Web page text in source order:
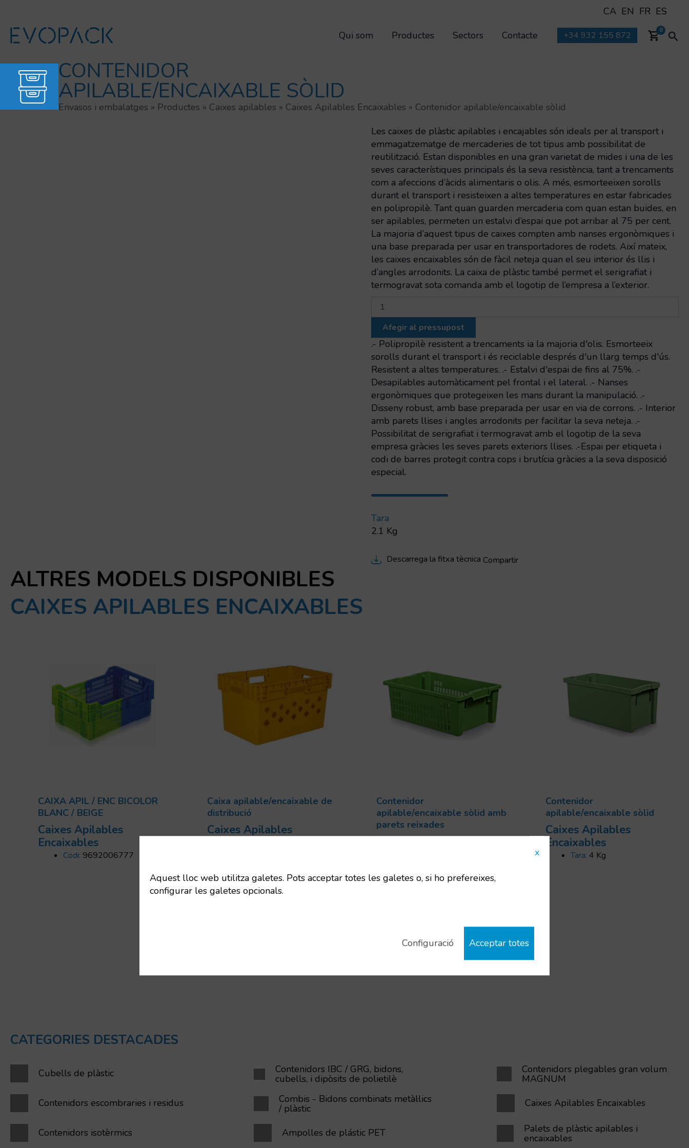
contingut
CA EN FR ES
Qui som
Productes Sectors Contacte +34 932 155 872 0
CONTENIDOR
APILABLE/ENCAIXABLE SÒLID
Envasos i embalatges » Productes » Caixes apilables » Caixes Apilables Encaixables » Contenidor apilable/encaixable sòlid
Les caixes de plàstic apilables i encajables són ideals per al transport i
emmagatzematge de mercaderies de tot tipus amb possibilitat de
reutilització. Estan disponibles en una gran varietat de mides i una de les
seves característiques principals és la seva resistència, tant a trencaments
com a afeccions d’àcids alimentaris o olis. A més, esmorteeixen sorolls
durant el transport i resisteixen a altes temperatures en estar fabricades
en polipropilè. Tant quan guarden mercaderia com quan estan buides, en
ser apilables, permeten un estalvi d’espai que pot arribar al 75 per cent.
La majoria d’aquest tipus de caixes compten amb nanses ergonòmiques i
una base preparada per usar en transportadores de rodets. Així mateix,
les caixes encaixables són de fàcil neteja quan el seu interior és llis i
d’angles arrodonits. La caixa de plàstic també permet el serigrafiat i
termogravat sota comanda amb el logotip de l’empresa a l’exterior.
Contenidor
apilable/encaixable
sòlid
Afegir al pressupost
.- Polipropilè resistent a trencaments ia la majoria d'olis. Esmorteeix
sorolls durant el transport i és reciclable després d'un llarg temps d'ús.
Resistent a altes temperatures. .- Estalvi d'espai de fins al 75%. .-
Desapilables automàticament pel frontal i el lateral. .- Nanses
ergonòmiques que protegeixen les mans durant la manipulació. .-
Disseny robust, amb base preparada per usar en via de corrons. .- Interior
amb parets llises i angles arrodonits per facilitar la seva neteja. .-
Possibilitat de serigrafiat i termogravat amb el logotip de la seva
empresa gràcies les seves parets exteriors llises. .-Espai per etiqueta i
codi de barres protegit contra cops i brutícia gràcies a la seva disposició
especial.
Tara
2.1 Kg
Descarrega la fitxa tècnica Compartir
ALTRES MODELS DISPONIBLES
CAIXES APILABLES ENCAIXABLES
CAIXA APIL / ENC BICOLOR
BLANC / BEIGE
Caixes Apilables
Encaixables
Codi: 9692006777
Caixa apilable/encaixable de
distribució
Caixes Apilables
mm
Uts/pallet:80
Contenidor
apilable/encaixable sòlid amb
parets reixades
Caixes Apilables
Dimensions: 600x400x220
Contenidor
apilable/encaixable sòlid
Caixes Apilables
Encaixables
Tara: 4 Kg
CATEGORIES DESTACADES
Cubells de plàstic Contenidors IBC / GRG, bidons,
cubells, i dipòsits de polietilè
Contenidors plegables gran volum
MAGNUM
Contenidors escombraries i residus
Combis - Bidons combinats metàl·lics
/ plàstic Caixes Apilables Encaixables
Contenidors isotèrmics Ampolles de plástic PET Palets de plàstic apilables i
encaixables
Aquest lloc web utilitza galetes. Pots acceptar totes les galetes o, si ho prefereixes,
configurar les galetes opcionals.
x
Acceptar totes
Configuració